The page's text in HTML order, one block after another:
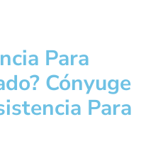
Para
Cónyuge
Para